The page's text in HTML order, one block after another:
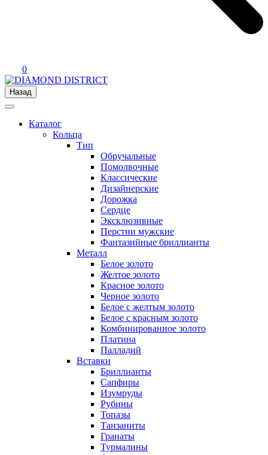
0
Назад
Каталог
Кольца
Тип
Обручальные
Помолвочные
Классические
Дизайнерские
Дорожка
Сердце
Эксклюзивные
Перстни мужские
Фантазийные бриллианты
Металл
Белое золото
Желтое золото
Красное золото
Черное золото
Белое с желтым золото
Белое с красным золото
Комбинированное золото
Платина
Палладий
Вставки
Бриллианты
Сапфиры
Изумруды
Рубины
Топазы
Танзаниты
Гранаты
Турмалины